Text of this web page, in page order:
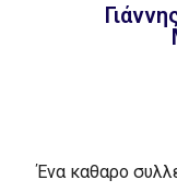
Ένα καθαρο